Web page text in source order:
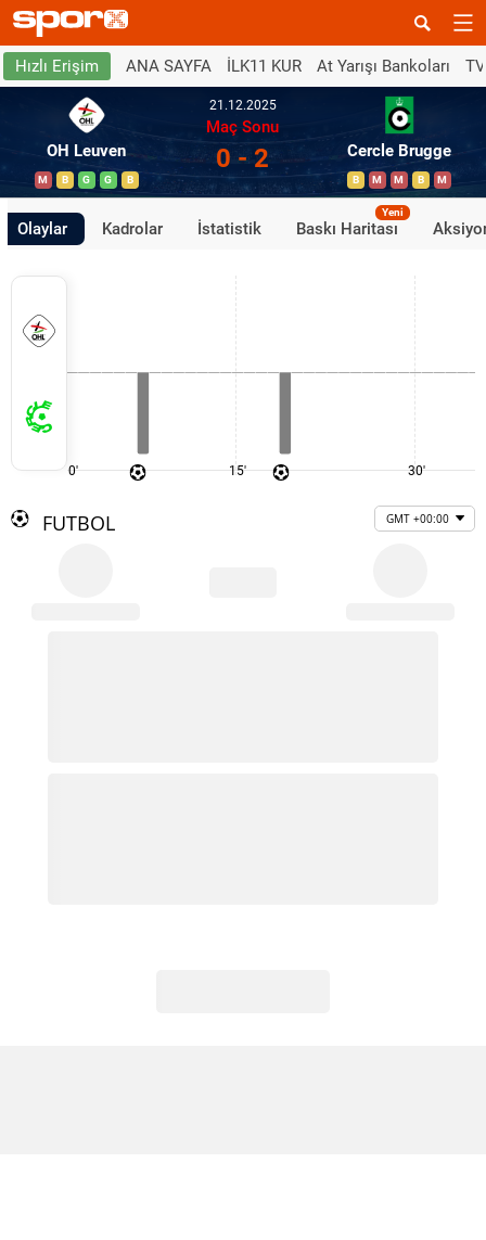
Hızlı Erişim ANA SAYFA İLK11 KUR At Yarışı Bankoları
OH Leuven
M B G G B
21.12.2025
Maç Sonu
0 - 2 Cercle Brugge
B M M B M
Olaylar Kadrolar İstatistik Baskı Haritası
Yeni
0' 15' 30'
FUTBOL GMT +00:00